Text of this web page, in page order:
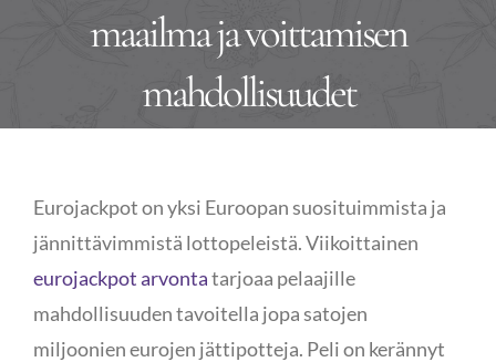
SERVICES
Treatment Methods
Treatment Pricing
Affiliate Links
Meditations
Publicity
BOOK NOW
CONTACT
maailma ja voittamisen
mahdollisuudet
Eurojackpot on yksi Euroopan suosituimmista ja
jännittävimmistä lottopeleistä. Viikoittainen
eurojackpot arvontatarjoaa pelaajille
mahdollisuuden tavoitella jopa satojen
miljoonien eurojen jättipotteja. Peli on kerännyt